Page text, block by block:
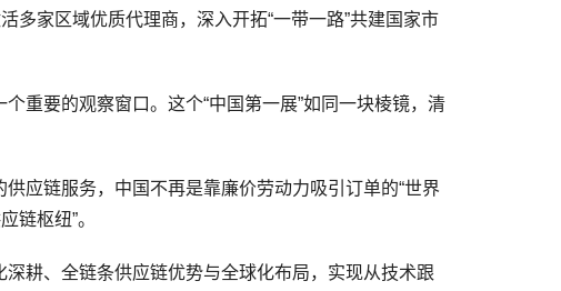
多家区域优质代理商，深入开拓“一带一路”共建国家市
要的观察窗口。这个“中国第一展”如同一块棱镜，清
链服务，中国不再是靠廉价劳动力吸引订单的“世界
链枢纽”。
、全链条供应链优势与全球化布局，实现从技术跟